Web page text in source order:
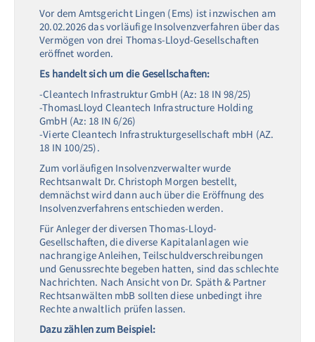
Vor dem Amtsgericht Lingen (Ems) ist inzwischen am
20.02.2026 das vorläufige Insolvenzverfahren über das
Vermögen von drei Thomas-Lloyd-Gesellschaften
eröffnet worden.
Es handelt sich um die Gesellschaften:
-Cleantech Infrastruktur GmbH (Az: 18 IN 98/25)
-ThomasLloyd Cleantech Infrastructure Holding
GmbH (Az: 18 IN 6/26)
-Vierte Cleantech Infrastrukturgesellschaft mbH (AZ.
18 IN 100/25).
Zum vorläufigen Insolvenzverwalter wurde
Rechtsanwalt Dr. Christoph Morgen bestellt,
demnächst wird dann auch über die Eröffnung des
Insolvenzverfahrens entschieden werden.
Für Anleger der diversen Thomas-Lloyd-
Gesellschaften, die diverse Kapitalanlagen wie
nachrangige Anleihen, Teilschuldverschreibungen
und Genussrechte begeben hatten, sind das schlechte
Nachrichten. Nach Ansicht von Dr. Späth & Partner
Rechtsanwälten mbB sollten diese unbedingt ihre
Rechte anwaltlich prüfen lassen.
Dazu zählen zum Beispiel: